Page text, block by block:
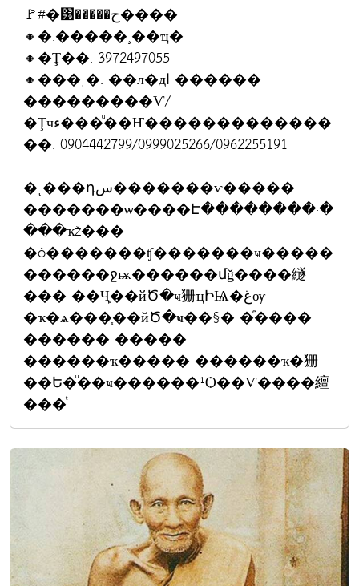
🚩#�͹�����ح����
🔸�.�����¸��ҵ�
🔸�Ţ��. 3972497055
🔸���ͺ�. ��л�дا ������
���������Ѵ/
�Ţҹء���ͧ��Ҥ�������������
��. 0904442799/0999025266/0962255191
�ͺ���դس�������ѵ�����
�������ѡ����Է��������·�
���ҡž���
�ô�������ʧ�������ҹ�����
������ջѭ������մǧ����繸
��� ��Ҷ֧��йԾ�ҹ㹪ҵԻѨ�غѹ
�ҡ�ѧ���֧��йԾ�ҹ��§� �ͤ����
������ �����
������ҡ����� ������ҡ�㹪
��Ե�ͧ��ҹ������¹Ѻ��Ѵ����繵
���ͭ